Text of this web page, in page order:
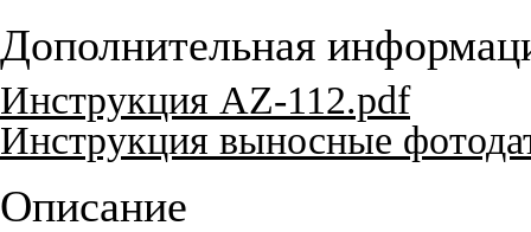
Дополнительная
Инструкция AZ-112.pdf
Инструкция выносные
Описание